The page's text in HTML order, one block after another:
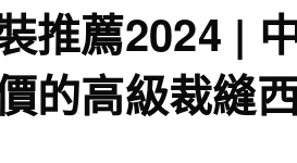
推薦2024 |
的高級裁縫